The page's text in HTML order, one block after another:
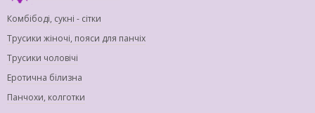
Комбібоді, сукні - сітки
Трусики жіночі, пояси для панчіх
Трусики чоловічі
Еротична білизна
Панчохи, колготки